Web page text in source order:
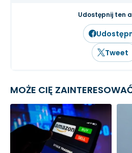
inwestowanie
Udostępnij ten
Tweet
MOŻE CIĘ